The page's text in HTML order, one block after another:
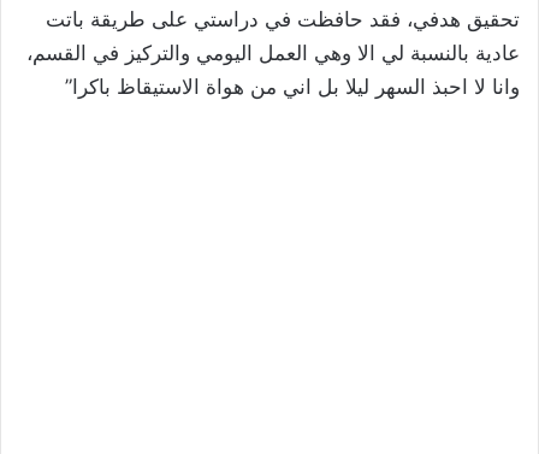
تحقيق هدفي، فقد حافظت في دراستي على طريقة باتت
عادية بالنسبة لي الا وهي العمل اليومي والتركيز في القسم،
وانا لا احبذ السهر ليلا بل اني من هواة الاستيقاظ باكرا”